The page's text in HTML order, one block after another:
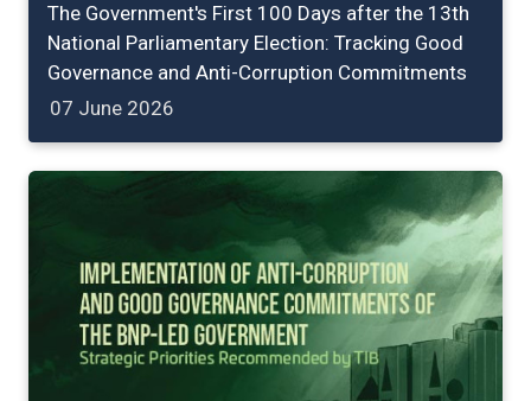
The Government's First 100 Days after the 13th
National Parliamentary Election: Tracking Good
Governance and Anti-Corruption Commitments
07 June 2026